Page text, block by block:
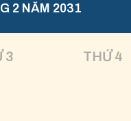
2 NĂM 2031
3 THỨ 4